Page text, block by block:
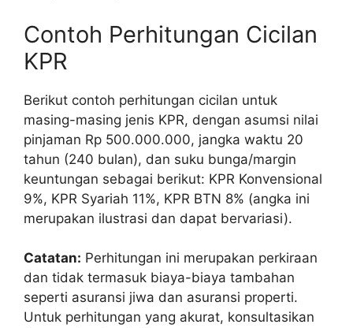
Contoh Perhitungan Cicilan
KPR
Berikut contoh perhitungan cicilan untuk
masing-masing jenis KPR, dengan asumsi nilai
pinjaman Rp 500.000.000, jangka waktu 20
tahun (240 bulan), dan suku bunga/margin
keuntungan sebagai berikut: KPR Konvensional
9%, KPR Syariah 11%, KPR BTN 8% (angka ini
merupakan ilustrasi dan dapat bervariasi).
Catatan: Perhitungan ini merupakan perkiraan
dan tidak termasuk biaya-biaya tambahan
seperti asuransi jiwa dan asuransi properti.
Untuk perhitungan yang akurat, konsultasikan